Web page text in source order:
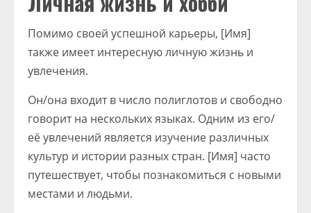
Помимо своей успешной карьеры, [Имя]
также имеет интересную личную жизнь и
увлечения.
Он/она входит в число полиглотов и свободно
говорит на нескольких языках. Одним из его/
её увлечений является изучение различных
культур и истории разных стран. [Имя] часто
путешествует, чтобы познакомиться с новыми
местами и людьми.